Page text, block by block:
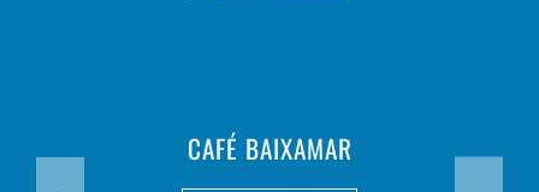
CAFÉ BAIXAMAR